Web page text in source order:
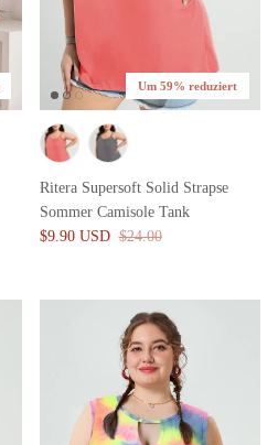
Um 59% reduziert
Ritera Supersoft Solid Strapse
Sommer Camisole Tank
$9.90 USD $24.00